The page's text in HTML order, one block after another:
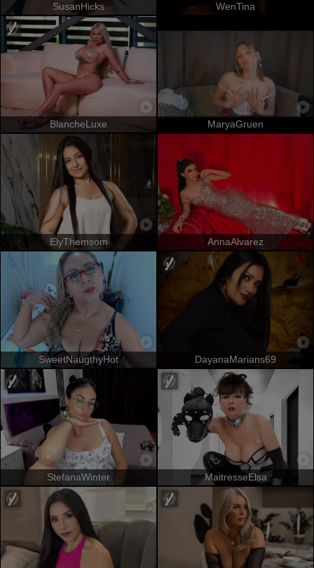
SusanHicks WenTina
BlancheLuxe MaryaGruen
ElyThemsom AnnaAlvarez
SweetNaugthyHot DayanaMarians69
StefanaWinter MaitresseElsa